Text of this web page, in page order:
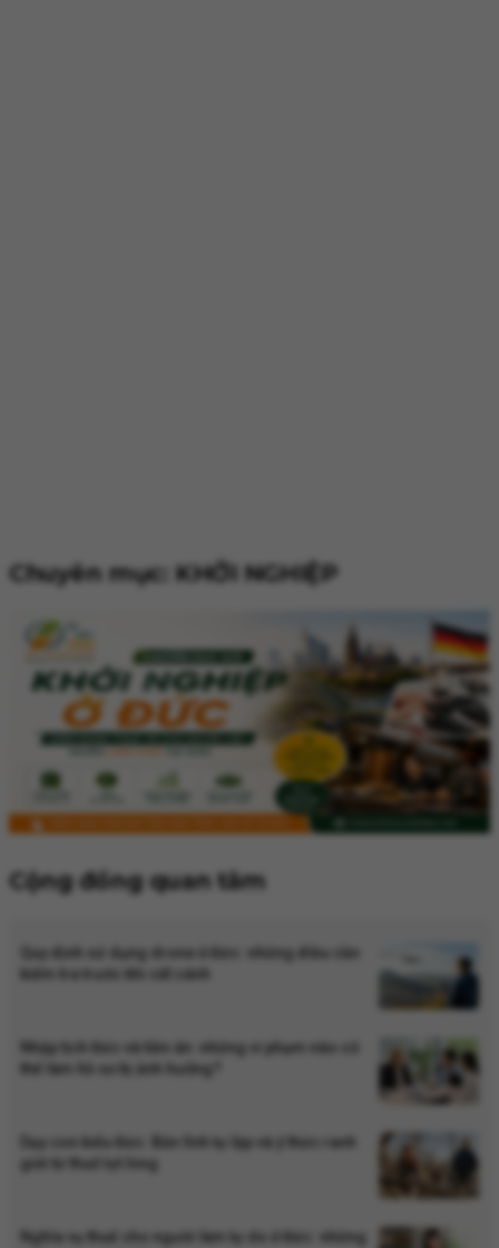
Chuyên mục: KHỞI NGHIỆP
Cộng đồng quan tâm
Quy định sử dụng drone ở Đức: những điều cần
Nhập tịch Đức và tiền án: những vi phạm nào có
thể làm hồ sơ bị ảnh hưởng?
Dạy con kiểu Đức: Bản lĩnh tự lập và ý thức ranh
giới từ thuở lọt lòng
Nghĩa vụ thuế cho người làm tự do ở Đức: những